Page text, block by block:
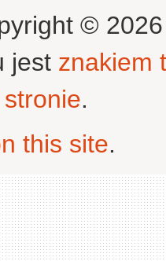
©
jest znakiem
.
this site.